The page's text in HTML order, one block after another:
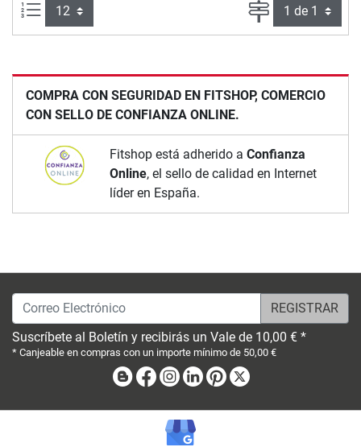
Artículos por página: Página
COMPRA CON SEGURIDAD EN FITSHOP, COMERCIO
CON SELLO DE CONFIANZA ONLINE.
Fitshop está adherido a Confianza
Online, el sello de calidad en Internet
líder en España.
Correo Electrónico
Suscríbete al Boletín y recibirás un Vale de 10,00 € *
* Canjeable en compras con un importe mínimo de 50,00 €
BlogFacebook
Instagram
LinkedinPinterest